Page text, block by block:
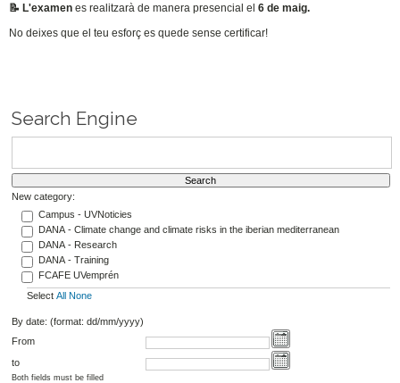
📝 L'examenes realitzarà de manera presencial el6 de maig.
No deixes que el teu esforç es quede sense certificar!
Search Engine
New category:
Campus - UVNoticies
DANA - Climate change and climate risks in the iberian mediterranean
DANA - Research
DANA - Training
FCAFE UVemprén
Select All None
By date: (format: dd/mm/yyyy)
From
to
Both fields must be filled